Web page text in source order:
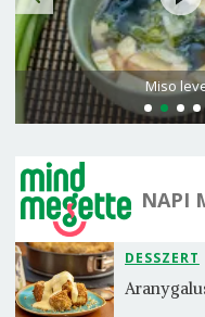
Citromos
NAPI
DESSZERT